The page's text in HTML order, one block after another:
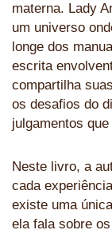
materna. Lady
um universo
longe dos
escrita
compartilha
os desafios do
julgamentos
Neste livro, a
cada
existe uma
ela fala sobre